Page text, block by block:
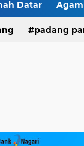
Datar Agam
padang